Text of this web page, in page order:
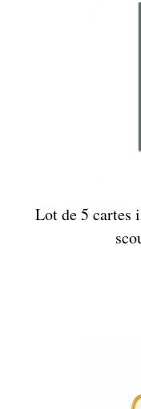
Lot de 5 cartes